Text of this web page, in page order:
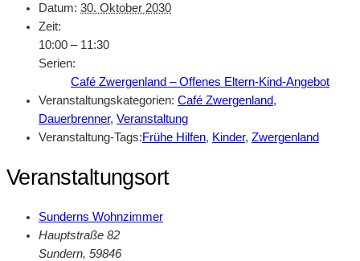
Datum: 30. Oktober 2030
Zeit:
10:00 – 11:30
Serien:
Café Zwergenland – Offenes Eltern-Kind-Angebot
Veranstaltungskategorien: Café Zwergenland,
Dauerbrenner, Veranstaltung
Veranstaltung-Tags:Frühe Hilfen, Kinder, Zwergenland
Veranstaltungsort
Sunderns Wohnzimmer
Hauptstraße 82
Sundern, 59846